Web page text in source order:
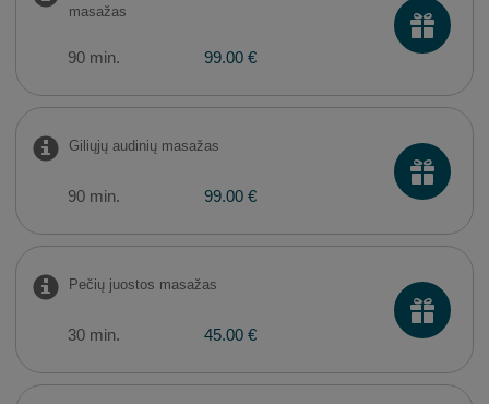
masažas
90 min. 99.00 €
Giliųjų audinių masažas
90 min. 99.00 €
Pečių juostos masažas
30 min. 45.00 €